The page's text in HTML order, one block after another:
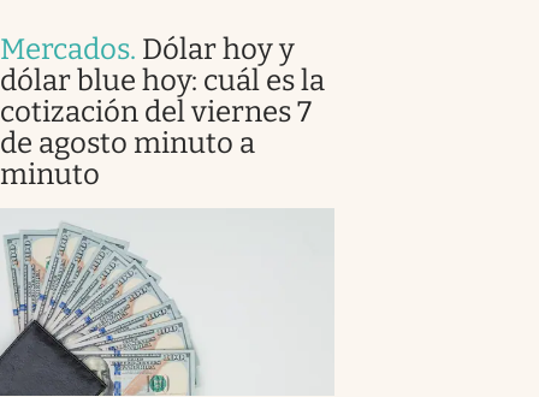
Mercados. Dólar hoy y
dólar blue hoy: cuál es la
cotización del viernes 7
de agosto minuto a
minuto